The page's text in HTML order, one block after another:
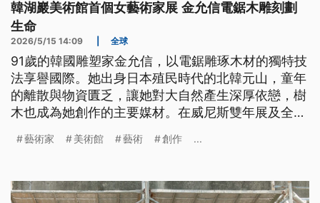
韓湖巖美術館首個女藝術家展 金允信電鋸木雕刻劃
生命
2026/5/15 14:09 全球
91歲的韓國雕塑家金允信，以電鋸雕琢木材的獨特技
法享譽國際。她出身日本殖民時代的北韓元山，童年
的離散與物資匱乏，讓她對大自然產生深厚依戀，樹
木也成為她創作的主要媒材。在威尼斯雙年展及全球
金允信170件雕塑與繪畫作品，讓觀眾得以體會金允
藝術家 美術館 藝術 創作 ...